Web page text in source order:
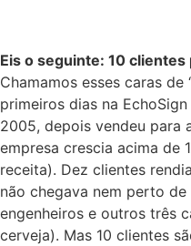
Eis o seguinte: 10
Chamamos esses caras de
primeiros dias na
2005, depois vendeu para
empresa crescia acima de
receita). Dez clientes
não chegava nem perto
engenheiros e outros três
cerveja). Mas 10 clientes